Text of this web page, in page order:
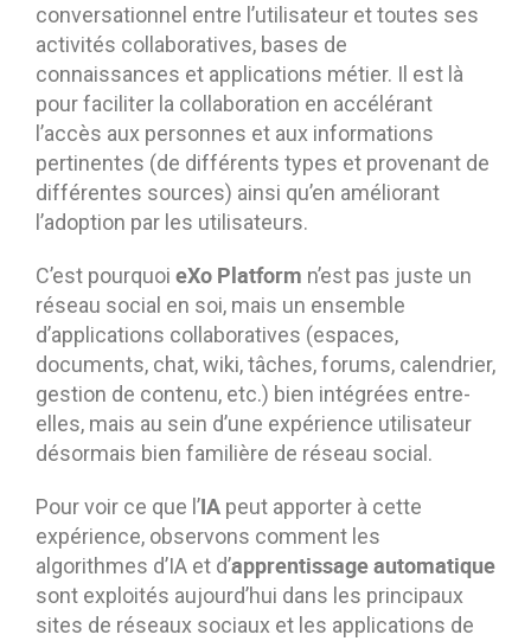
conversationnel entre l’utilisateur et toutes ses
activités collaboratives, bases de
connaissances et applications métier. Il est là
pour faciliter la collaboration en accélérant
l’accès aux personnes et aux informations
pertinentes (de différents types et provenant de
différentes sources) ainsi qu’en améliorant
l’adoption par les utilisateurs.
C’est pourquoi eXo Platform n’est pas juste un
réseau social en soi, mais un ensemble
d’applications collaboratives (espaces,
documents, chat, wiki, tâches, forums, calendrier,
gestion de contenu, etc.) bien intégrées entre-
elles, mais au sein d’une expérience utilisateur
désormais bien familière de réseau social.
Pour voir ce que l’IA peut apporter à cette
expérience, observons comment les
algorithmes d’IA et d’apprentissage automatique
sont exploités aujourd’hui dans les principaux
sites de réseaux sociaux et les applications de